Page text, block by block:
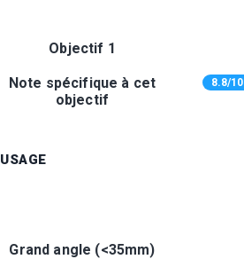
Objectif 1
Note spécifique à cet
objectif
8.8/10
USAGE
Grand angle (<35mm)